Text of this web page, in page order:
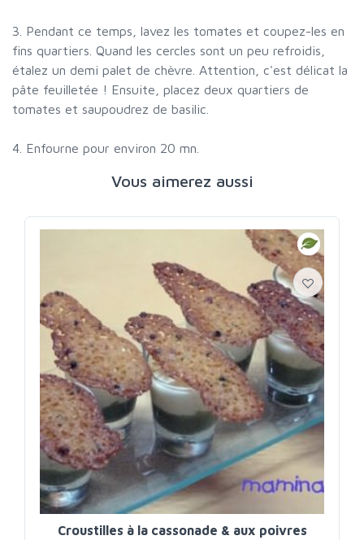
3. Pendant ce temps, lavez les tomates et coupez-les en
fins quartiers. Quand les cercles sont un peu refroidis,
étalez un demi palet de chèvre. Attention, c'est délicat la
pâte feuilletée ! Ensuite, placez deux quartiers de
tomates et saupoudrez de basilic.
4. Enfourne pour environ 20 mn.
Vous aimerez aussi
Croustilles à la cassonade & aux poivres